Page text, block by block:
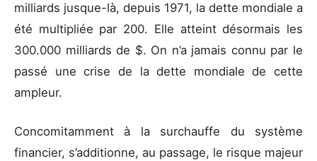
milliards jusque-là, depuis 1971, la dette mondiale a
été multipliée par 200. Elle atteint désormais les
300.000 milliards de $. On n’a jamais connu par le
passé une crise de la dette mondiale de cette
ampleur.
Concomitamment à la surchauffe du système
financier, s’additionne, au passage, le risque majeur